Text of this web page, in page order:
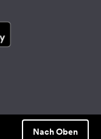
Nach Oben